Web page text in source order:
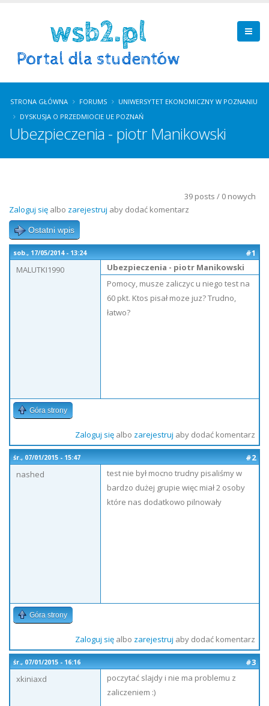
STRONA GŁÓWNA FORUMS
UNIWERSYTET EKONOMICZNY W POZNANIU
DYSKUSJA O PRZEDMIOCIE UE POZNAŃ
Ubezpieczenia - piotr Manikowski
39 posts / 0 nowych
Zaloguj się albo zarejestruj aby dodać komentarz
Ostatni wpis
sob., 17/05/2014 - 13:24
#1
MALUTKI1990
Ubezpieczenia - piotr Manikowski
Pomocy, musze zaliczyc u niego test na
60 pkt. Ktos pisał moze juz? Trudno,
łatwo?
Góra strony
Zaloguj sięalbo zarejestruj aby dodać komentarz
śr., 07/01/2015 - 15:47
#2
nashed
test nie był mocno trudny pisaliśmy w
bardzo dużej grupie więc miał 2 osoby
które nas dodatkowo pilnowały
Góra strony
Zaloguj sięalbo zarejestruj aby dodać komentarz
śr., 07/01/2015 - 16:16
#3
xkiniaxd
poczytać slajdy i nie ma problemu z
zaliczeniem :)